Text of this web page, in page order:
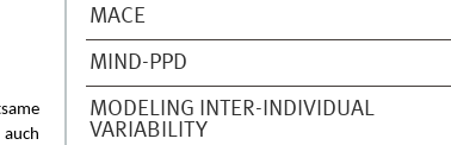
MACE
MIND-PPD
MODELING INTER-INDIVIDUAL
VARIABILITY